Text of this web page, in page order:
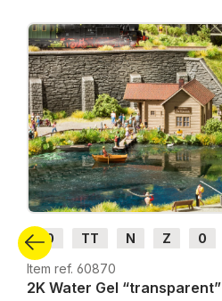
Skip product gallery
H0 TT N Z 0
G
H0m
Item ref. 60870
2K Water Gel “transparent”